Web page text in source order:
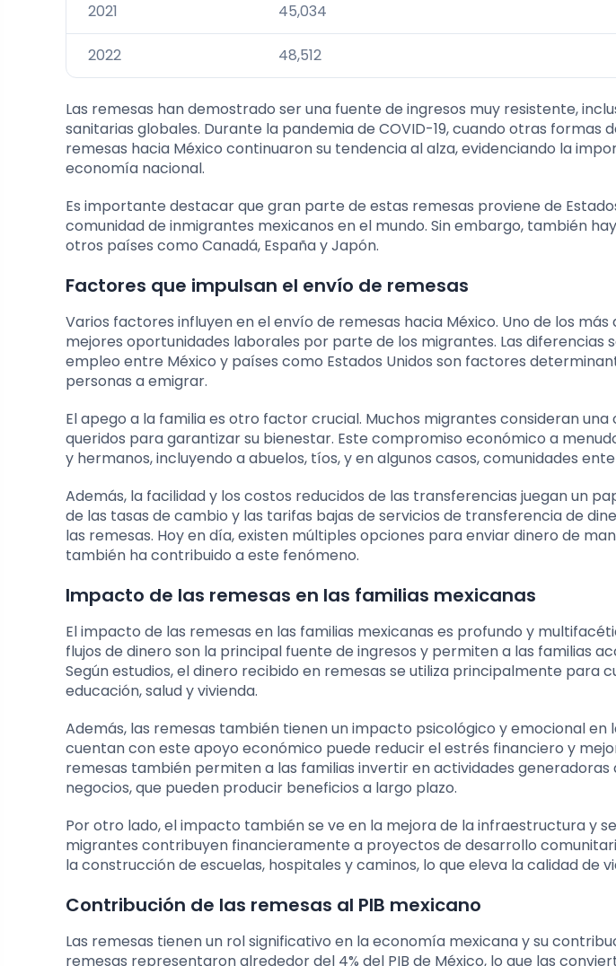
2021 45,034
2022 48,512
Las remesas han demostrado ser una fuente de ingresos muy resistente,
sanitarias globales. Durante la pandemia de COVID-19, cuando otras formas
remesas hacia México continuaron su tendencia al alza, evidenciando la
economía nacional.
Es importante destacar que gran parte de estas remesas proviene de
comunidad de inmigrantes mexicanos en el mundo. Sin embargo, también
otros países como Canadá, España y Japón.
Factores que impulsan el envío de remesas
Varios factores influyen en el envío de remesas hacia México. Uno de los
mejores oportunidades laborales por parte de los migrantes. Las diferencias
empleo entre México y países como Estados Unidos son factores
personas a emigrar.
El apego a la familia es otro factor crucial. Muchos migrantes consideran una
queridos para garantizar su bienestar. Este compromiso económico a
y hermanos, incluyendo a abuelos, tíos, y en algunos casos, comunidades
Además, la facilidad y los costos reducidos de las transferencias juegan un
de las tasas de cambio y las tarifas bajas de servicios de transferencia de
las remesas. Hoy en día, existen múltiples opciones para enviar dinero de
también ha contribuido a este fenómeno.
Impacto de las remesas en las familias mexicanas
El impacto de las remesas en las familias mexicanas es profundo y
flujos de dinero son la principal fuente de ingresos y permiten a las familias
Según estudios, el dinero recibido en remesas se utiliza principalmente para
educación, salud y vivienda.
Además, las remesas también tienen un impacto psicológico y emocional en
cuentan con este apoyo económico puede reducir el estrés financiero y
remesas también permiten a las familias invertir en actividades generadoras
negocios, que pueden producir beneficios a largo plazo.
Por otro lado, el impacto también se ve en la mejora de la infraestructura y
migrantes contribuyen financieramente a proyectos de desarrollo
la construcción de escuelas, hospitales y caminos, lo que eleva la calidad de
Contribución de las remesas al PIB mexicano
Las remesas tienen un rol significativo en la economía mexicana y su
remesas representaron alrededor del 4% del PIB de México, lo que las